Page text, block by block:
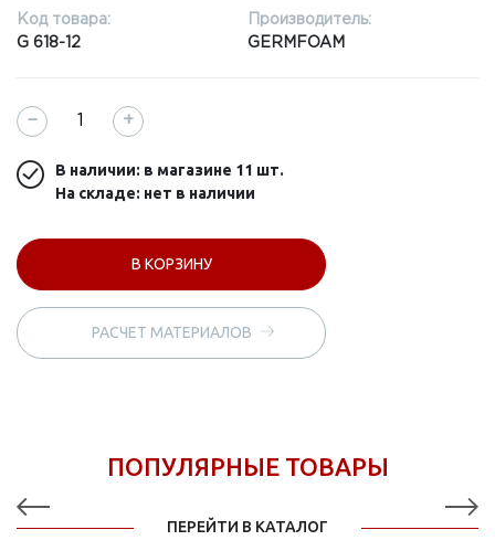
Код товара:
G 618-12
Производитель:
GERMFOAM
− +
В наличии: в магазине 11 шт.
На складе: нет в наличии
В КОРЗИНУ
РАСЧЕТ МАТЕРИАЛОВ
ПОПУЛЯРНЫЕ ТОВАРЫ
ПЕРЕЙТИ В КАТАЛОГ